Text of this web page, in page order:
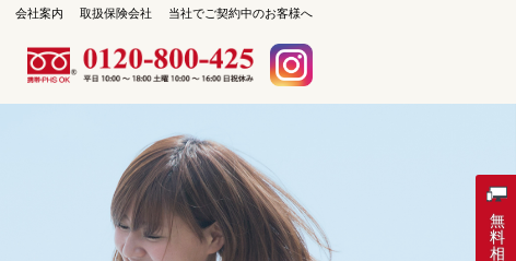
当社でご契約中のお客様へ
取扱保険会社
会社案内
札幌市西区琴似1条4丁目4-17
TEL：011-213-9408
無
料
相